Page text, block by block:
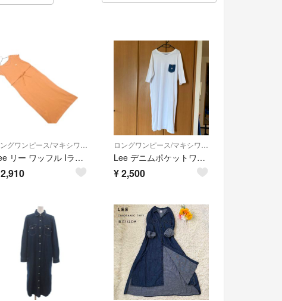
ロングワンピース/マキシワンピース
Lee リー ワッフル Iライン ワンピース sizeS/キャメル ■◆ レディース
2,910
ロングワンピース/マキシワンピース
Lee デニムポケットワンピース
¥2,500